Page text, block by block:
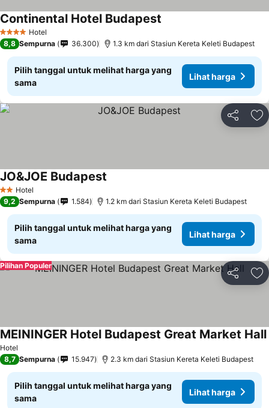
4 BintangHotel
Continental Hotel Budapest
8,8 Sempurna 36.300 1.3 km dari Stasiun Kereta Keleti Budapest
Pilih tanggal untuk melihat harga yang
sama
Lihat harga
Bagikan
2 Bintang
Hotel
JO&JOE Budapest
9,2 Sempurna 1.584 1.2 km dari Stasiun Kereta Keleti Budapest
Pilih tanggal untuk melihat harga yang
sama
Lihat harga
Bagikan
Pilihan Populer
Hotel
MEININGER Hotel Budapest Great Market Hall
8,7 Sempurna 15.947 2.3 km dari Stasiun Kereta Keleti Budapest
Pilih tanggal untuk melihat harga yang
sama
Lihat harga